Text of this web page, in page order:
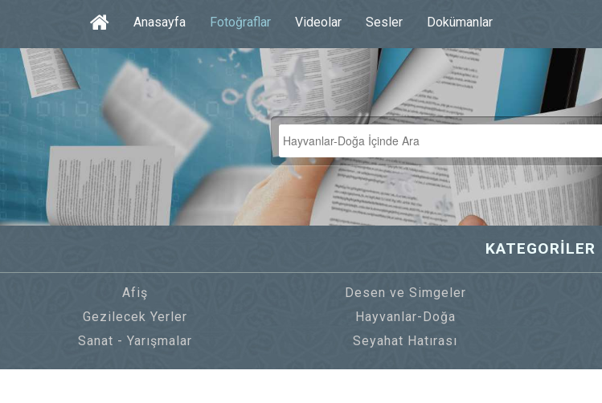
Anasayfa Fotoğraflar Videolar Sesler Dokümanlar
KATEGORİLER
Afiş Desen ve Simgeler
Gezilecek Yerler
Hayvanlar-Doğa
Sanat - Yarışmalar
Seyahat Hatırası